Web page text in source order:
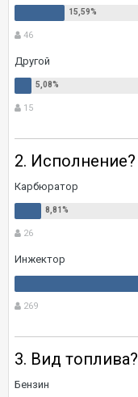
46
Другой
15
2. Исполнение?
Карбюратор
26
Инжектор
269
3. Вид топлива?
Бензин